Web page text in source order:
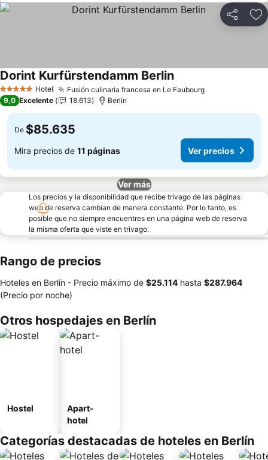
Compartir
5 Estrellas Hotel Fusión culinaria francesa en Le FaubourgVer precios
Dorint Kurfürstendamm BerlinVer precios
9,0 Excelente 18.613 Berlín
De $85.635
Mira precios de 11 páginas Ver precios
Ver más
Los precios y la disponibilidad que recibe trivago de las páginas
web de reserva cambian de manera constante. Por lo tanto, es
posible que no siempre encuentres en una página web de reserva
la misma oferta que viste en trivago.
Rango de precios
Hoteles en Berlín - Precio máximo de ‎$25.114 hasta ‎$287.964
(Precio por noche)
Otros hospedajes en Berlín
Hostel
Apart-
hotel
Categorías destacadas de hoteles en Berlín